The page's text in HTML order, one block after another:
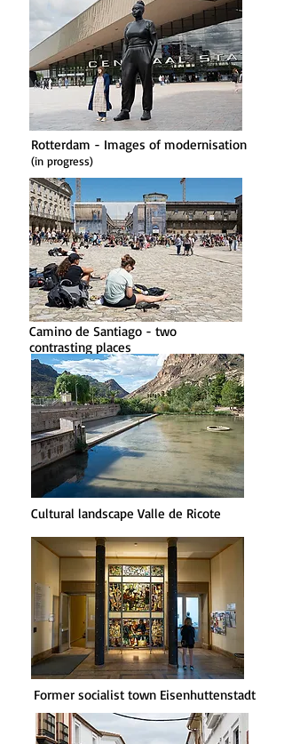
Rotterdam - Images of modernisation
(in progress)
Camino de Santiago - two
contrasting places
Cultural landscape Valle de Ricote
Former socialist town Eisenhuttenstadt​